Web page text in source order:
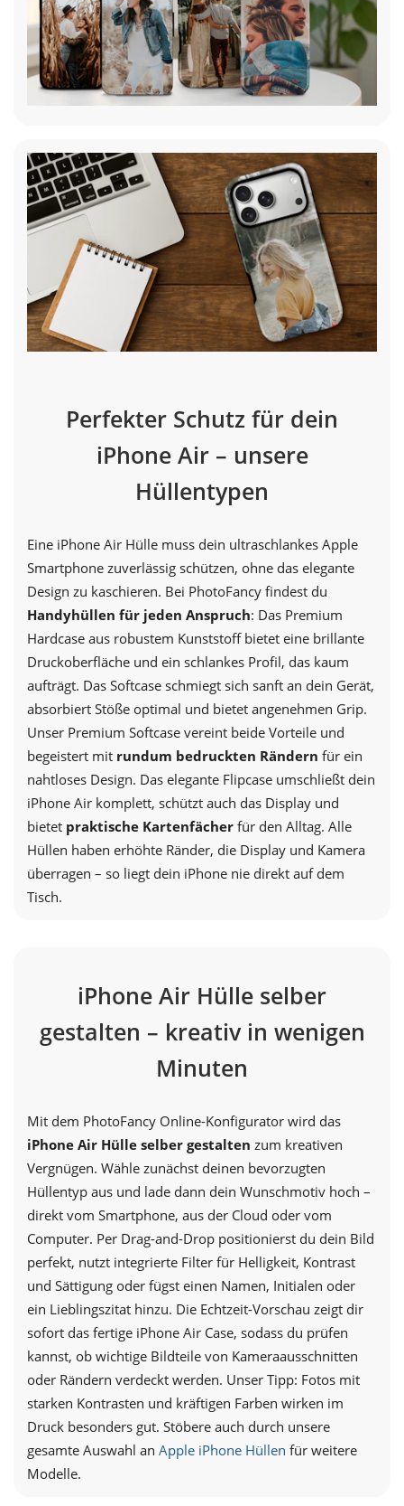
Perfekter Schutz für dein
iPhone Air – unsere
Hüllentypen
Eine iPhone Air Hülle muss dein ultraschlankes Apple
Smartphone zuverlässig schützen, ohne das elegante
Design zu kaschieren. Bei PhotoFancy findest du
Handyhüllen für jeden Anspruch: Das Premium
Hardcase aus robustem Kunststoff bietet eine brillante
Druckoberfläche und ein schlankes Profil, das kaum
aufträgt. Das Softcase schmiegt sich sanft an dein Gerät,
absorbiert Stöße optimal und bietet angenehmen Grip.
Unser Premium Softcase vereint beide Vorteile und
begeistert mit rundum bedruckten Rändern für ein
nahtloses Design. Das elegante Flipcase umschließt dein
iPhone Air komplett, schützt auch das Display und
bietet praktische Kartenfächer für den Alltag. Alle
Hüllen haben erhöhte Ränder, die Display und Kamera
überragen – so liegt dein iPhone nie direkt auf dem
Tisch.
iPhone Air Hülle selber
gestalten – kreativ in wenigen
Minuten
Mit dem PhotoFancy Online-Konfigurator wird das
iPhone Air Hülle selber gestalten zum kreativen
Vergnügen. Wähle zunächst deinen bevorzugten
Hüllentyp aus und lade dann dein Wunschmotiv hoch –
direkt vom Smartphone, aus der Cloud oder vom
Computer. Per Drag-and-Drop positionierst du dein Bild
perfekt, nutzt integrierte Filter für Helligkeit, Kontrast
und Sättigung oder fügst einen Namen, Initialen oder
ein Lieblingszitat hinzu. Die Echtzeit-Vorschau zeigt dir
sofort das fertige iPhone Air Case, sodass du prüfen
kannst, ob wichtige Bildteile von Kameraausschnitten
oder Rändern verdeckt werden. Unser Tipp: Fotos mit
starken Kontrasten und kräftigen Farben wirken im
Druck besonders gut. Stöbere auch durch unsere
gesamte Auswahl an Apple iPhone Hüllen für weitere
Modelle.